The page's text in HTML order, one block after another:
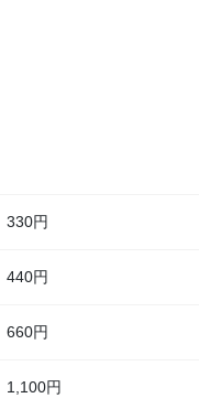
330円
440円
660円
1,100円